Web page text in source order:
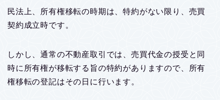
民法上、所有権移転の時期は、特約がない限り、売買
契約成立時です。
しかし、通常の不動産取引では、売買代金の授受と同
時に所有権が移転する旨の特約がありますので、所有
権移転の登記はその日に行います。